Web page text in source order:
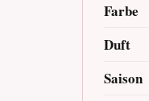
Farbe
Duft
Saison